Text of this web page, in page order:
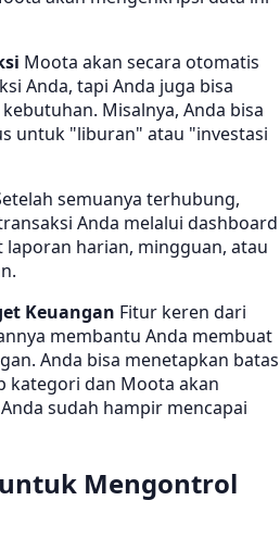
Moota akan secara otomatis
Anda, tapi Anda juga bisa
Misalnya, Anda bisa
untuk "liburan" atau "investasi
semuanya terhubung,
Anda melalui dashboard
laporan harian, mingguan, atau
Keuangan Fitur keren dari
membantu Anda membuat
Anda bisa menetapkan batas
kategori dan Moota akan
sudah hampir mencapai
Mengontrol